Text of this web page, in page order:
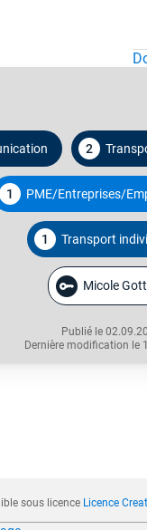
2
1 PME/Entreprises/
1 Transport
Micole
Publié le
Dernière modification le
sous licence Licence